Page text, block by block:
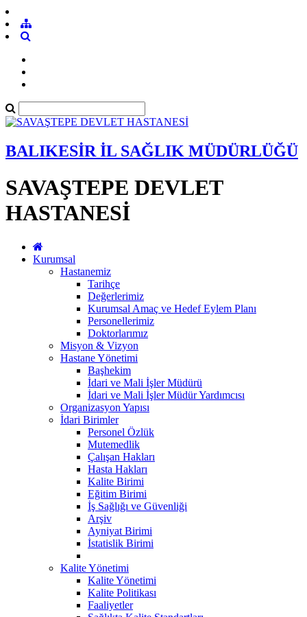
BALIKESİR İL SAĞLIK MÜDÜRLÜĞÜ
SAVAŞTEPE DEVLET
HASTANESİ
Kurumsal
Hastanemiz
Tarihçe
Değerlerimiz
Kurumsal Amaç ve Hedef Eylem Planı
Personellerimiz
Doktorlarımız
Misyon & Vizyon
Hastane Yönetimi
Başhekim
İdari ve Mali İşler Müdürü
İdari ve Mali İşler Müdür Yardımcısı
Organizasyon Yapısı
İdari Birimler
Personel Özlük
Mutemedlik
Çalışan Hakları
Hasta Hakları
Kalite Birimi
Eğitim Birimi
İş Sağlığı ve Güvenliği
Arşiv
Ayniyat Birimi
İstatislik Birimi
Kalite Yönetimi
Kalite Yönetimi
Kalite Politikası
Faaliyetler